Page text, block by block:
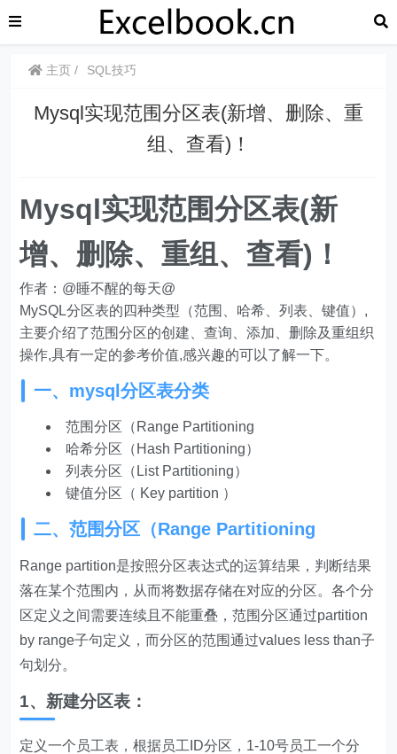
主页 SQL技巧
Mysql实现范围分区表(新增、删除、重
组、查看)！
Mysql实现范围分区表(新
增、删除、重组、查看)！
作者：@睡不醒的每天@
MySQL分区表的四种类型（范围、哈希、列表、键值）,
主要介绍了范围分区的创建、查询、添加、删除及重组织
操作,具有一定的参考价值,感兴趣的可以了解一下。
一、mysql分区表分类
范围分区（Range Partitioning
哈希分区（Hash Partitioning）
列表分区（List Partitioning）
键值分区（ Key partition ）
二、范围分区（Range Partitioning
Range partition是按照分区表达式的运算结果，判断结果
落在某个范围内，从而将数据存储在对应的分区。各个分
区定义之间需要连续且不能重叠，范围分区通过partition
by range子句定义，而分区的范围通过values less than子
句划分。
1、新建分区表：
定义一个员工表，根据员工ID分区，1-10号员工一个分